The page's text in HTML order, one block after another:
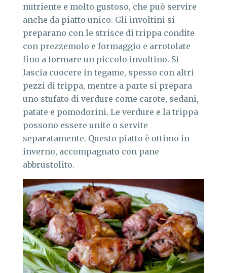
nutriente e molto gustoso, che può servire
anche da piatto unico. Gli involtini si
preparano con le strisce di trippa condite
con prezzemolo e formaggio e arrotolate
fino a formare un piccolo involtino. Si
lascia cuocere in tegame, spesso con altri
pezzi di trippa, mentre a parte si prepara
uno stufato di verdure come carote, sedani,
patate e pomodorini. Le verdure e la trippa
possono essere unite o servite
separatamente. Questo piatto è ottimo in
inverno, accompagnato con pane
abbrustolito.